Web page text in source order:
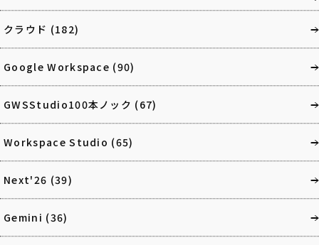
クラウド (182)
Google Workspace (90)
GWSStudio100本ノック (67)
Workspace Studio (65)
Next'26 (39)
Gemini (36)